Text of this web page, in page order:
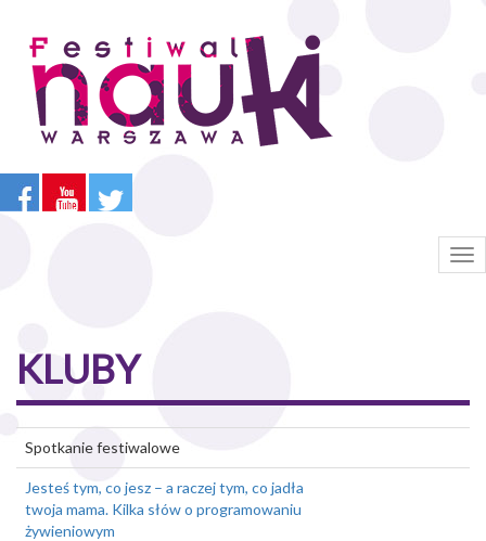
treści
KLUBY
Spotkanie festiwalowe
Jesteś tym, co jesz – a raczej tym, co jadła
twoja mama. Kilka słów o programowaniu
żywieniowym